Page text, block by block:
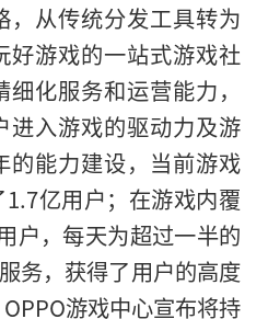
，从传统分发工具转为
好游戏的一站式游戏社
化服务和运营能力，
进入游戏的驱动力及游
的能力建设，当前游戏
亿用户；在游戏内覆
户，每天为超过一半的
务，获得了用户的高度
游戏中心宣布将持